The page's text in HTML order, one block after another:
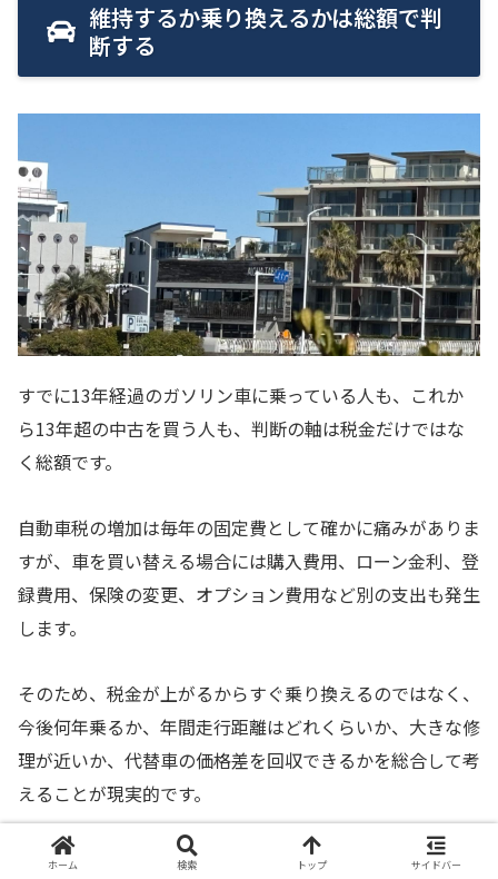
維持するか乗り換えるかは総額で判
断する
すでに13年経過のガソリン車に乗っている人も、これか
ら13年超の中古を買う人も、判断の軸は税金だけではな
く総額です。
自動車税の増加は毎年の固定費として確かに痛みがありま
すが、車を買い替える場合には購入費用、ローン金利、登
録費用、保険の変更、オプション費用など別の支出も発生
します。
そのため、税金が上がるからすぐ乗り換えるのではなく、
今後何年乗るか、年間走行距離はどれくらいか、大きな修
理が近いか、代替車の価格差を回収できるかを総合して考
えることが現実的です。
税金だけで手放さない
ホーム 検索 トップ サイドバー